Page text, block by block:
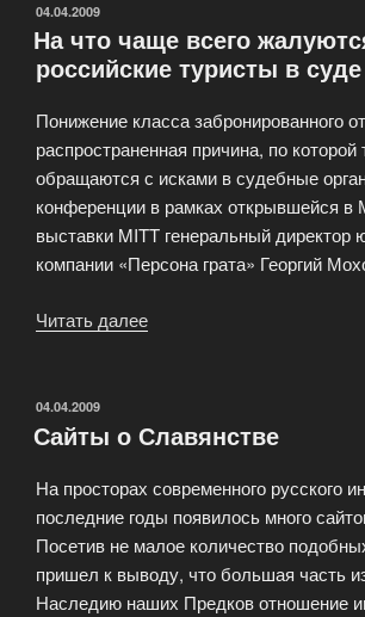
сорвать
новогоднее
ОПУБЛИКОВАНО
04.04.2009
На что чаще всего
российские туристы в суде
Понижение класса забронированного
распространенная причина, по которой
обращаются с исками в судебные
конференции в рамках открывшейся в
выставки MITT генеральный директор
компании «Персона грата» Георгий
Читать далее
жалуются
туристы
в
суде»
ОПУБЛИКОВАНО
04.04.2009
Сайты о Славянстве
На просторах современного русского
последние годы появилось много
Посетив не малое количество
пришел к выводу, что большая часть
Наследию наших Предков отношение